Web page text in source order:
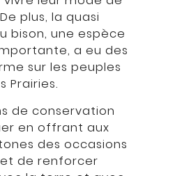
plus, la quasi
bison, une espèce
a eu des
sur les peuples
Prairies.
de conservation
en offrant aux
des occasions
de renforcer